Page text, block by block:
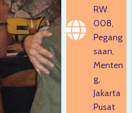
RW.
008,
Pegang
saan,
Menten
g,
Jakarta
Pusat